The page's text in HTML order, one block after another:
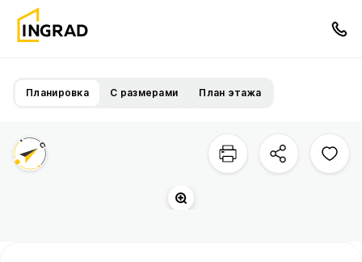
Планировка С размерами План этажа